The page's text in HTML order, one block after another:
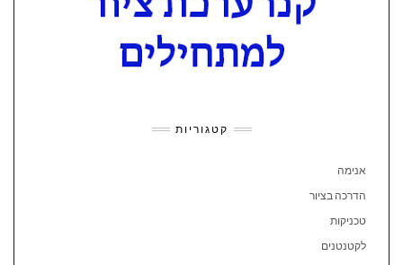
קטגוריות
אנימה
הדרכה בציור
טכניקות
לקטנטנים